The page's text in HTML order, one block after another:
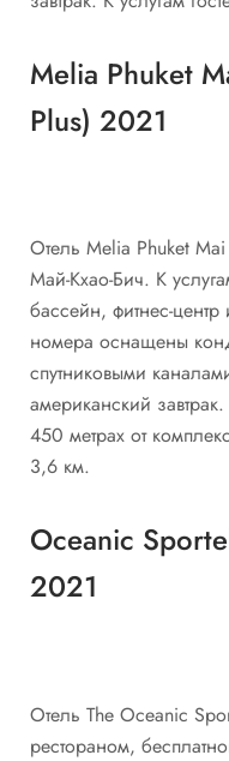
Melia Phuket
Plus) 2021
Отель Melia Phuket
Май-Кхао-Бич. К
бассейн, фитнес-
номера оснащены
спутниковыми
американский
450 метрах от
3,6 км.
Oceanic
2021
Отель The Oceanic
рестораном,